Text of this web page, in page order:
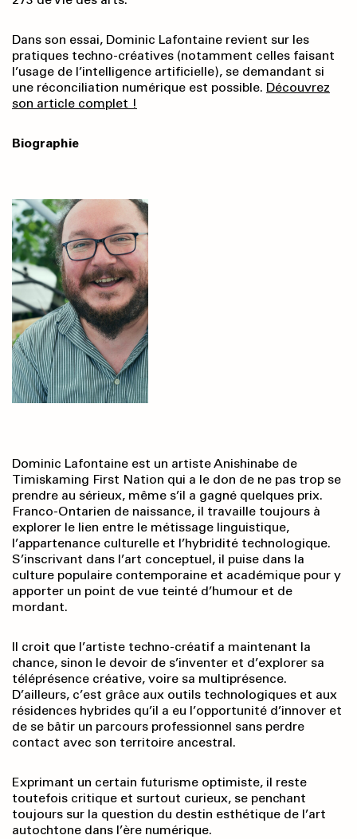
Dans son essai, Dominic Lafontaine revient sur les
pratiques techno-créatives (notamment celles faisant
l’usage de l’intelligence artificielle), se demandant si
une réconciliation numérique est possible. Découvrez
son article complet !
Biographie
Dominic Lafontaine est un artiste Anishinabe de
Timiskaming First Nation qui a le don de ne pas trop se
prendre au sérieux, même s’il a gagné quelques prix.
Franco-Ontarien de naissance, il travaille toujours à
explorer le lien entre le métissage linguistique,
l’appartenance culturelle et l’hybridité technologique.
S’inscrivant dans l’art conceptuel, il puise dans la
culture populaire contemporaine et académique pour y
apporter un point de vue teinté d’humour et de
mordant.
Il croit que l’artiste techno-créatif a maintenant la
chance, sinon le devoir de s’inventer et d’explorer sa
téléprésence créative, voire sa multiprésence.
D’ailleurs, c’est grâce aux outils technologiques et aux
résidences hybrides qu’il a eu l’opportunité d’innover et
de se bâtir un parcours professionnel sans perdre
contact avec son territoire ancestral.
Exprimant un certain futurisme optimiste, il reste
toutefois critique et surtout curieux, se penchant
toujours sur la question du destin esthétique de l’art
autochtone dans l’ère numérique.